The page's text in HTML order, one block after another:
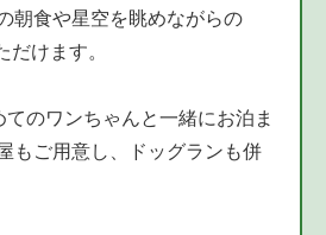
朝食や星空を眺めながらの
だけます。
てのワンちゃんと一緒にお泊ま
もご用意し、ドッグランも併